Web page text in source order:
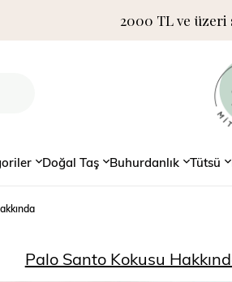
2000 TL ve
Doğal Taş Buhurdanlık Tütsü
Palo Santo Kokusu